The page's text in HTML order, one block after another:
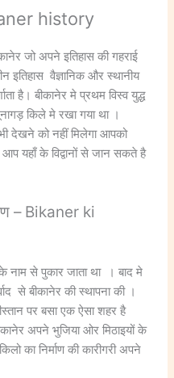
history
जो अपने इतिहास की गहराई
इतिहास वैज्ञानिक और स्थानीय
है। बीकानेर मे प्रथम विस्व युद्ध
किले मे रखा गया था ।
देखने को नहीं मिलेगा आपको
आप यहाँ के विद्वानों से जान सकते है
– Bikaner ki
नाम से पुकार जाता था । बाद मे
से बीकानेर की स्थापना की ।
पर बसा एक ऐसा शहर है
अपने भुजिया ओर मिठाइयों के
का निर्माण की कारीगरी अपने